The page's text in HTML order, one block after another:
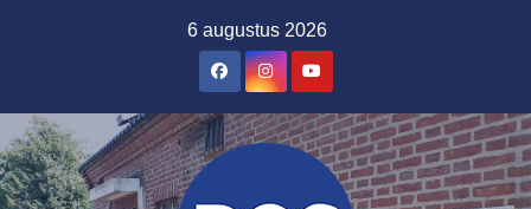
inhoud
6 augustus 2026